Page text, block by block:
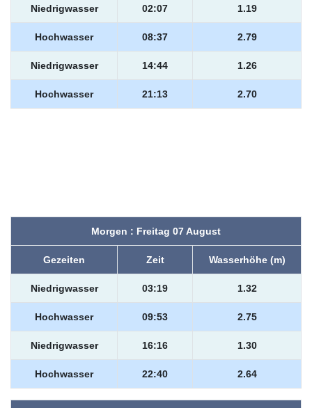
Niedrigwasser 02:07 1.19
Hochwasser 08:37 2.79
Niedrigwasser 14:44 1.26
Hochwasser 21:13 2.70
Morgen : Freitag 07 August
Gezeiten Zeit Wasserhöhe (m)
Niedrigwasser 03:19 1.32
Hochwasser 09:53 2.75
Niedrigwasser 16:16 1.30
Hochwasser 22:40 2.64